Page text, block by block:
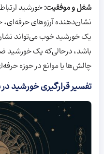
شغل و موفقیت:خورشید
نشان‌دهنده آرزو‌های
یک خورشید خوب می‌تواند
باشد، در‌حالی‌که یک
چالش‌ها یا موانع در حوزه
تفسیر قرارگیری خورشید در بروج